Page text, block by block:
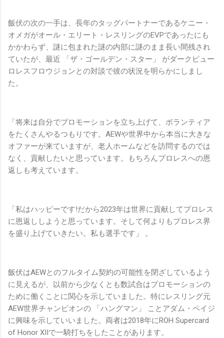
飯伏の次の一手は、長年のタッグパートナーであるケニー・
オメガがオール・エリート・レスリングのEVPであったにも
かかわらず、謎に包まれた謎の内部に謎のまま長い間残され
ていたが、最近 「ザ・ゴールデン・スター」 がダークピュー
ロレスフロウジョンとの対談で彼の状況を明らかにしまし
た。
「将来は自分でプロモーションを立ち上げて、ボランティア
をたくさんやるつもりです。AEWや世界中から本当に大きな
オファーが来ていますが、老人ホームなどを訪問するのでは
なく、貢献したいと思っています。もちろんプロレスへの恩
返しも考えています。
「私はハッピーです!だから2023年は世界に貢献してプロレス
に恩返ししようと思っています。そして何よりもプロレス界
を盛り上げていきたい。私も選手です」 。
飯伏はAEWとのフルタイム契約の可能性を閉ざしているよう
に見えるが、以前から少なくとも数試合はプロモーションの
ために働くことに関心を示していました。特にレスリング元
AEW世界チャンピオンの 「ハングマン」 ことアダム・ペイジ
に興味を示していいました。両者は2018年にROH Supercard
of Honor XIIで一騎打ちをしたことがあります。